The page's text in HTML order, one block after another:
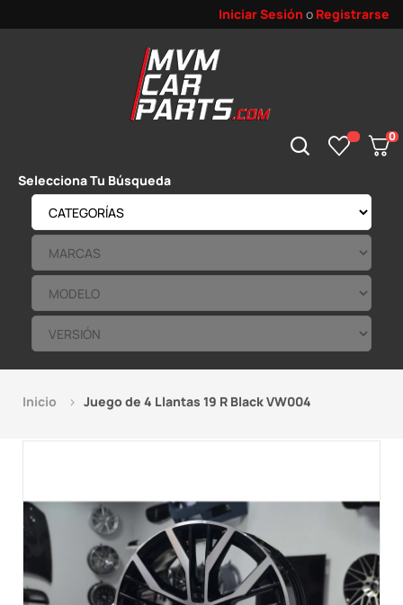
Iniciar Sesión o Registrarse
0
Selecciona Tu Búsqueda
Inicio Juego de 4 Llantas 19 R Black VW004